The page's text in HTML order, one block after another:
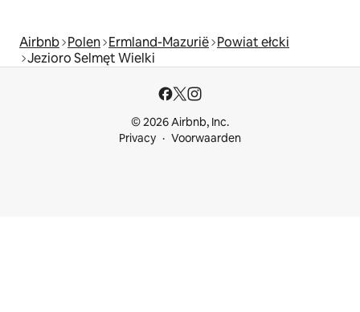
Airbnb Polen Ermland-Mazurië Powiat ełcki
Jezioro Selmęt Wielki
© 2026 Airbnb, Inc.
Privacy
Voorwaarden